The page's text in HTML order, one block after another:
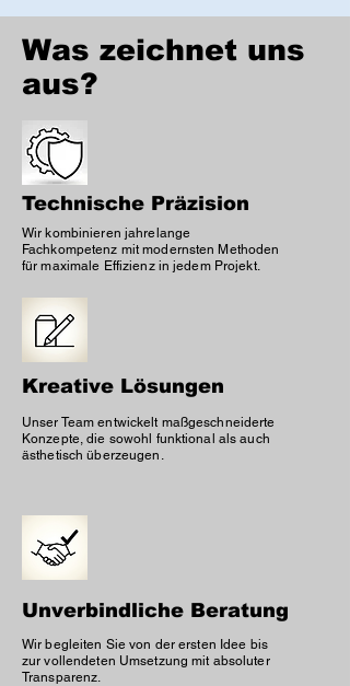
Was zeichnet uns
aus?
Technische Präzision
Wir kombinieren jahrelange
Fachkompetenz mit modernsten Methoden
für maximale Effizienz in jedem Projekt.
Kreative Lösungen
Unser Team entwickelt maßgeschneiderte
Konzepte, die sowohl funktional als auch
ästhetisch überzeugen.
Unverbindliche Beratung
Wir begleiten Sie von der ersten Idee bis
zur vollendeten Umsetzung mit absoluter
Transparenz.